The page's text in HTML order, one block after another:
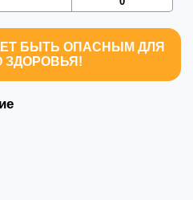
БЫТЬ ОПАСНЫМ ДЛЯ
ЗДОРОВЬЯ!